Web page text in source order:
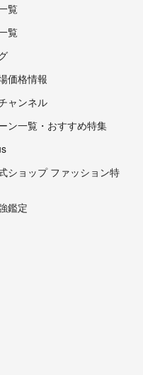
覧
覧
価格情報
ャンネル
ン一覧・おすすめ特集
ショップ ファッション特
鑑定